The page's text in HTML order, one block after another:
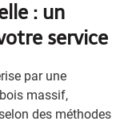
: un
service
par une
massif,
des méthodes